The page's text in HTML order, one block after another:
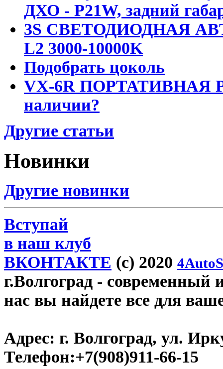
ДХО - P21W, задний
3S СВЕТОДИОДНАЯ
L2 3000-10000K
Подобрать цоколь
VX-6R ПОРТАТИВНАЯ
наличии?
Другие статьи
Новинки
Другие новинки
Вступай
в наш клуб
ВКОНТАКТЕ (c) 2020
г.Волгоград - современный
нас вы найдете все для
Адрес: г. Волгоград, ул.
Телефон:+7(908)911-66-15